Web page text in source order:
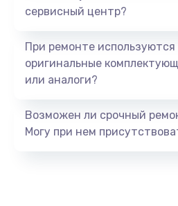
1060
сервисный центр?
При ремонте используются
оригинальные
или аналоги?
Возможен ли срочный
Могу при нем